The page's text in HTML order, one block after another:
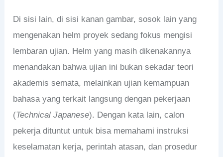
Di sisi lain, di sisi kanan gambar, sosok lain yang
mengenakan helm proyek sedang fokus mengisi
lembaran ujian. Helm yang masih dikenakannya
menandakan bahwa ujian ini bukan sekadar teori
akademis semata, melainkan ujian kemampuan
bahasa yang terkait langsung dengan pekerjaan
(Technical Japanese). Dengan kata lain, calon
pekerja dituntut untuk bisa memahami instruksi
keselamatan kerja, perintah atasan, dan prosedur